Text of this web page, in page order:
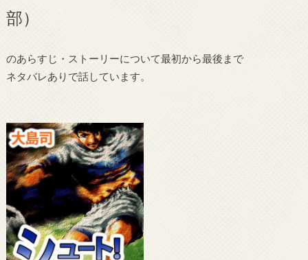
部）
のあらすじ・ストーリーについて最初から最後まで
ネタバレありで話しています。